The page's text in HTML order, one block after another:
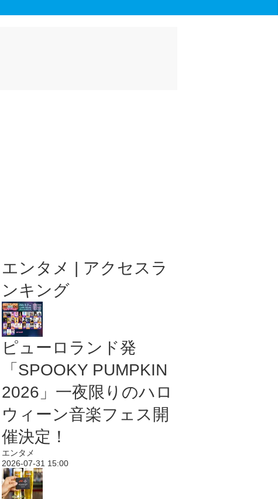
エンタメ | アクセスラ
ンキング
ピューロランド発
「SPOOKY PUMPKIN
2026」一夜限りのハロ
ウィーン音楽フェス開
催決定！
エンタメ
2026-07-31 15:00